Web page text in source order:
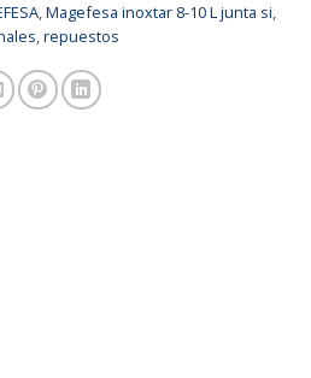
,Magefesa inoxtar 8-10 L junta si,
,repuestos